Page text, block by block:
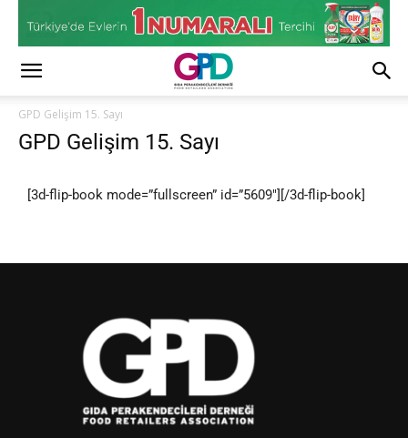
GPD Gelişim 15. Sayı
GPD Gelişim 15. Sayı
[3d-flip-book mode=”fullscreen” id=”5609″][/3d-flip-book]